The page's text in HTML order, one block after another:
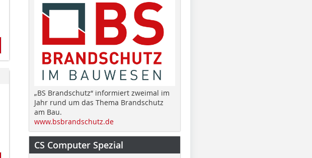
„BS Brandschutz“ informiert zweimal im
Jahr rund um das Thema Brandschutz
am Bau.
www.bsbrandschutz.de
CS Computer Spezial